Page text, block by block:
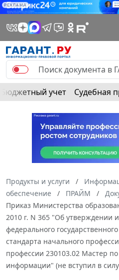
РЕКЛАМА
Бюджетный учет Судебная
Продукты и услуги
обеспечение
ПРАЙМ
Приказ Министерства
2010 г. N 365 "Об утверждении
федерального
стандарта начального
профессии 230103.02 Мастер
информации" (не вступил в